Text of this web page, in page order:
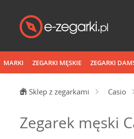
MARKI ZEGARKI MĘSKIE ZEGARKI
Sklep z zegarkami Casio
Zegarek męski